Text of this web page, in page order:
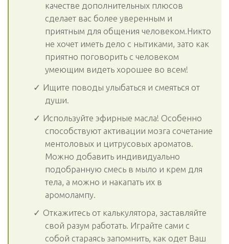
качестве дополнительных плюсов
сделает вас более уверенным и
приятным для общения человеком.Никто
не хочет иметь дело с нытиками, зато как
приятно поговорить с человеком
умеющим видеть хорошее во всем!
Ищите поводы улыбаться и смеяться от
души.
Используйте эфирные масла! Особенно
способствуют активации мозга сочетание
ментоловых и цитрусовых ароматов.
Можно добавить индивидуально
подобранную смесь в мыло и крем для
тела, а можно и накапать их в
аромолампу.
Откажитесь от калькулятора, заставляйте
свой разум работать. Играйте сами с
собой стараясь запомнить, как одет Ваш